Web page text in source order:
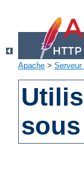
Apache > Serveur